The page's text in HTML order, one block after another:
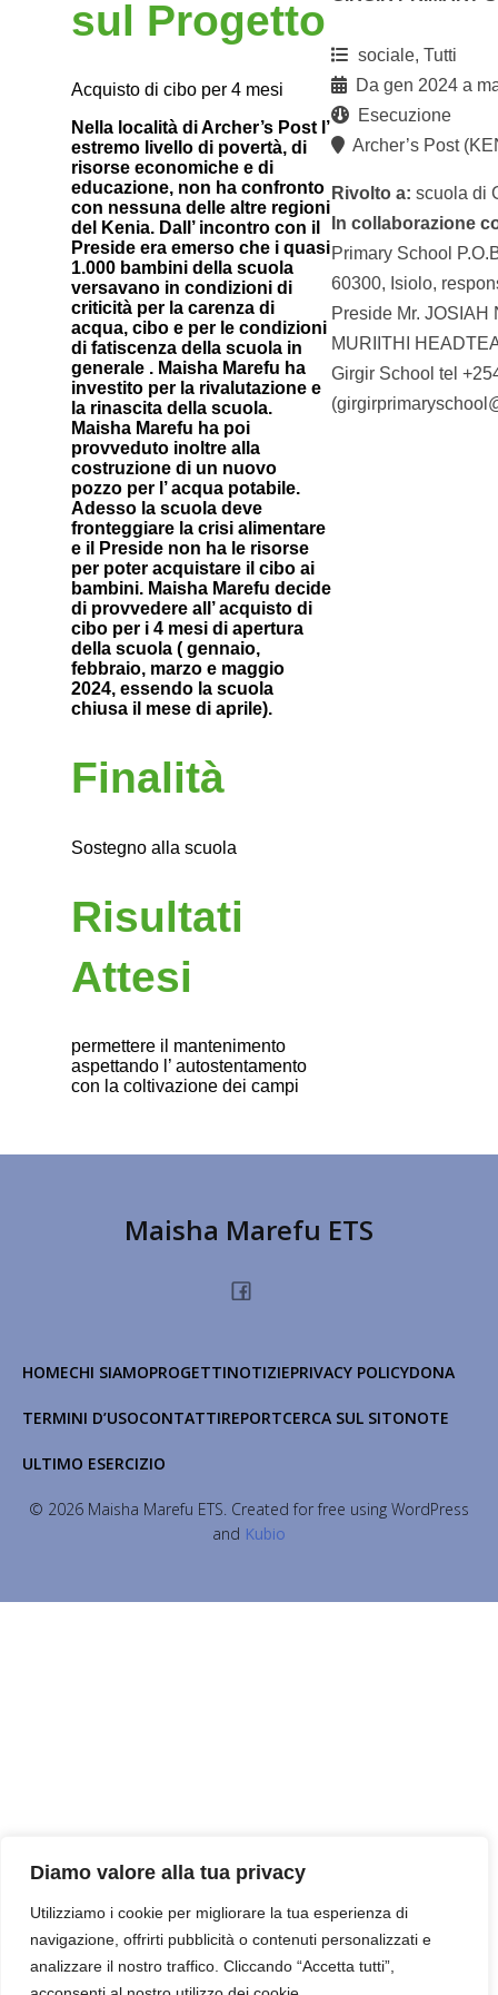
Diamo valore alla tua privacy
Utilizziamo i cookie per migliorare la tua esperienza di
navigazione, offrirti pubblicità o contenuti personalizzati e
analizzare il nostro traffico. Cliccando “Accetta tutti”,
sul Progetto
Acquisto di cibo per 4 mesi
Nella località di Archer’s Post l’
estremo livello di povertà, di
risorse economiche e di
educazione, non ha confronto
con nessuna delle altre regioni
del Kenia. Dall’ incontro con il
Preside era emerso che i quasi
1.000 bambini della scuola
versavano in condizioni di
criticità per la carenza di
acqua, cibo e per le condizioni
di fatiscenza della scuola in
generale . Maisha Marefu ha
investito per la rivalutazione e
la rinascita della scuola.
Maisha Marefu ha poi
provveduto inoltre alla
costruzione di un nuovo
pozzo per l’ acqua potabile.
Adesso la scuola deve
fronteggiare la crisi alimentare
e il Preside non ha le risorse
per poter acquistare il cibo ai
bambini. Maisha Marefu decide
di provvedere all’ acquisto di
cibo per i 4 mesi di apertura
della scuola ( gennaio,
febbraio, marzo e maggio
2024, essendo la scuola
chiusa il mese di aprile).
Finalità
Sostegno alla scuola
Risultati
Attesi
permettere il mantenimento
aspettando l’ autostentamento
con la coltivazione dei campi
sociale, Tutti
Da gen 2024 a
Esecuzione
Archer’s Post
Rivolto a: scuola di
In collaborazione
Primary School
60300, Isiolo,
Preside Mr. JOSIAH
MURIITHI
Girgir School tel
Maisha Marefu ETS
HOMECHI SIAMOPROGETTINOTIZIEPRIVACY POLICYDONA
TERMINI D’USOCONTATTIREPORTCERCA SUL SITONOTE
ULTIMO ESERCIZIO
© 2026 Maisha Marefu ETS. Created for free using WordPress
and Kubio